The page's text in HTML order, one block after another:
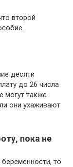
второй
десяти
до 26 числа
могут также
они ухаживают
пока не
то